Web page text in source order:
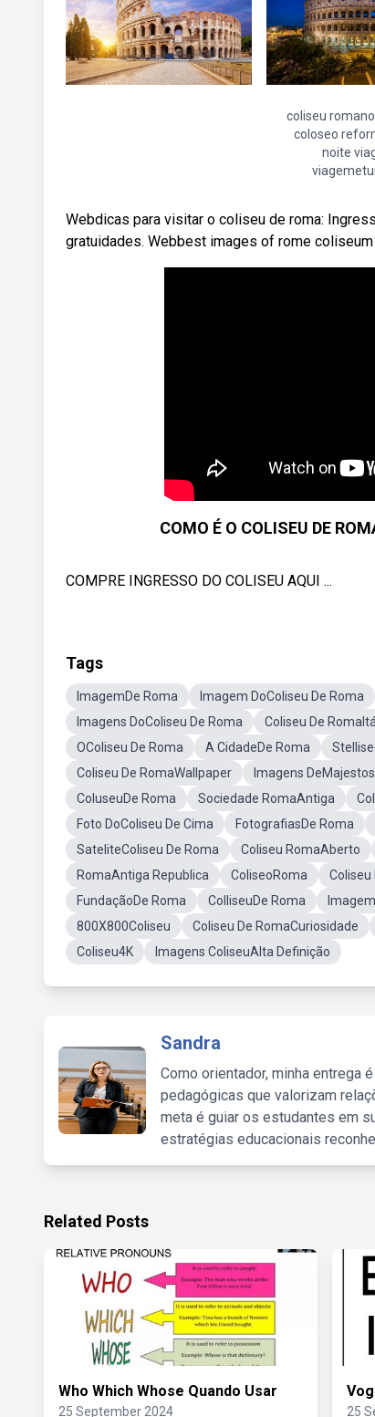
coliseu
coloseo
noite
Webdicas para visitar o coliseu de roma:
gratuidades. Webbest images of rome
COMO É O COLISEU DE
COMPRE INGRESSO DO COLISEU AQUI ...
Tags
ImagemDe Roma Imagem DoColiseu De Roma
Imagens DoColiseu De Roma
Coliseu De
OColiseu De Roma
A CidadeDe Roma
Coliseu De RomaWallpaper
Imagens
ColuseuDe Roma
Sociedade RomaAntiga
Foto DoColiseu De Cima
FotografiasDe Roma
SateliteColiseu De Roma
Coliseu RomaAberto
RomaAntiga Republica
ColiseoRoma Coliseu
FundaçãoDe Roma
ColliseuDe Roma
800X800Coliseu
Coliseu De RomaCuriosidade
Coliseu4K
Imagens ColiseuAlta Definição
Sandra
Como orientador, minha entrega
pedagógicas que valorizam
meta é guiar os estudantes em
estratégias educacionais
Related Posts
Who Which Whose Quando Usar
25 September 2024 25